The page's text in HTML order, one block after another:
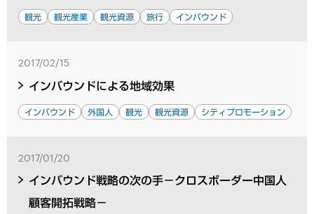
観光 観光産業 観光資源 旅行 インバウンド
2017/02/15
インバウンドによる地域効果
インバウンド 外国人 観光 観光資源 シティプロモーション
2017/01/20
インバウンド戦略の次の手－クロスボーダー中国人
顧客開拓戦略－